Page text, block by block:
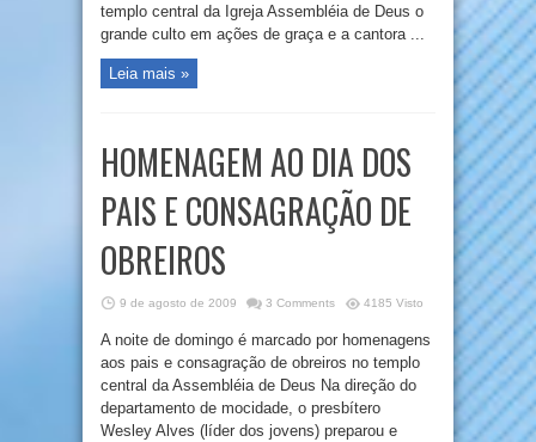
templo central da Igreja Assembléia de Deus o
grande culto em ações de graça e a cantora ...
Leia mais »
HOMENAGEM AO DIA DOS
PAIS E CONSAGRAÇÃO DE
OBREIROS
9 de agosto de 2009 3 Comments 4185 Visto
A noite de domingo é marcado por homenagens
aos pais e consagração de obreiros no templo
central da Assembléia de Deus Na direção do
departamento de mocidade, o presbítero
Wesley Alves (líder dos jovens) preparou e